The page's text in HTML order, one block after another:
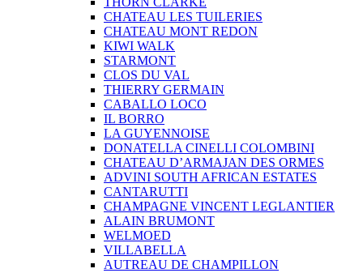
CHATEAU LES TUILERIES
CHATEAU MONT REDON
KIWI WALK
STARMONT
CLOS DU VAL
THIERRY GERMAIN
CABALLO LOCO
IL BORRO
LA GUYENNOISE
DONATELLA CINELLI COLOMBINI
CHATEAU D’ARMAJAN DES ORMES
ADVINI SOUTH AFRICAN ESTATES
CANTARUTTI
CHAMPAGNE VINCENT LEGLANTIER
ALAIN BRUMONT
WELMOED
VILLABELLA
AUTREAU DE CHAMPILLON